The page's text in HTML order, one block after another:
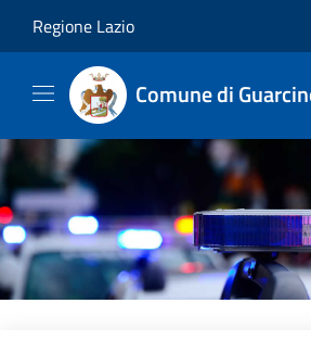
Regione Lazio
Comune di